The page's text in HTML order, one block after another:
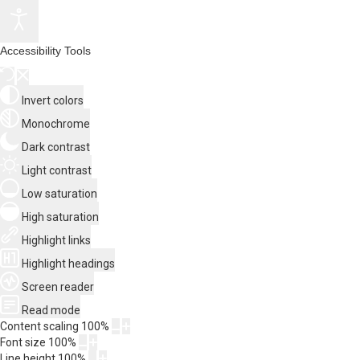
Accessibility Tools
Invert colors
Monochrome
Dark contrast
Light contrast
Low saturation
High saturation
Highlight links
Highlight headings
Screen reader
Read mode
Content scaling 100%
Font size 100%